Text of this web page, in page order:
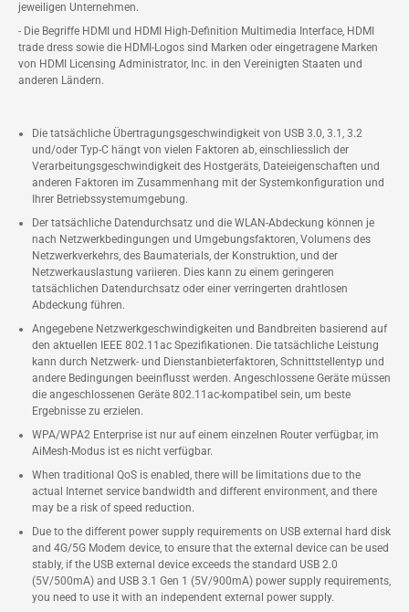
jeweiligen Unternehmen.
- Die Begriffe HDMI und HDMI High-Definition Multimedia Interface, HDMI
trade dress sowie die HDMI-Logos sind Marken oder eingetragene Marken
von HDMI Licensing Administrator, Inc. in den Vereinigten Staaten und
anderen Ländern.
Die tatsächliche Übertragungsgeschwindigkeit von USB 3.0, 3.1, 3.2
und/oder Typ-C hängt von vielen Faktoren ab, einschliesslich der
Verarbeitungsgeschwindigkeit des Hostgeräts, Dateieigenschaften und
anderen Faktoren im Zusammenhang mit der Systemkonfiguration und
Ihrer Betriebssystemumgebung.
Der tatsächliche Datendurchsatz und die WLAN-Abdeckung können je
nach Netzwerkbedingungen und Umgebungsfaktoren, Volumens des
Netzwerkverkehrs, des Baumaterials, der Konstruktion, und der
Netzwerkauslastung variieren. Dies kann zu einem geringeren
tatsächlichen Datendurchsatz oder einer verringerten drahtlosen
Abdeckung führen.
Angegebene Netzwerkgeschwindigkeiten und Bandbreiten basierend auf
den aktuellen IEEE 802.11ac Spezifikationen. Die tatsächliche Leistung
kann durch Netzwerk- und Dienstanbieterfaktoren, Schnittstellentyp und
andere Bedingungen beeinflusst werden. Angeschlossene Geräte müssen
die angeschlossenen Geräte 802.11ac-kompatibel sein, um beste
Ergebnisse zu erzielen.
WPA/WPA2 Enterprise ist nur auf einem einzelnen Router verfügbar, im
AiMesh-Modus ist es nicht verfügbar.
When traditional QoS is enabled, there will be limitations due to the
actual Internet service bandwidth and different environment, and there
may be a risk of speed reduction.
Due to the different power supply requirements on USB external hard disk
and 4G/5G Modem device, to ensure that the external device can be used
stably, if the USB external device exceeds the standard USB 2.0
(5V/500mA) and USB 3.1 Gen 1 (5V/900mA) power supply requirements,
you need to use it with an independent external power supply.